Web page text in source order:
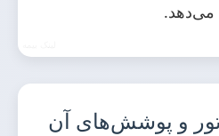
می‌دهد.
و پوشش‌های آن